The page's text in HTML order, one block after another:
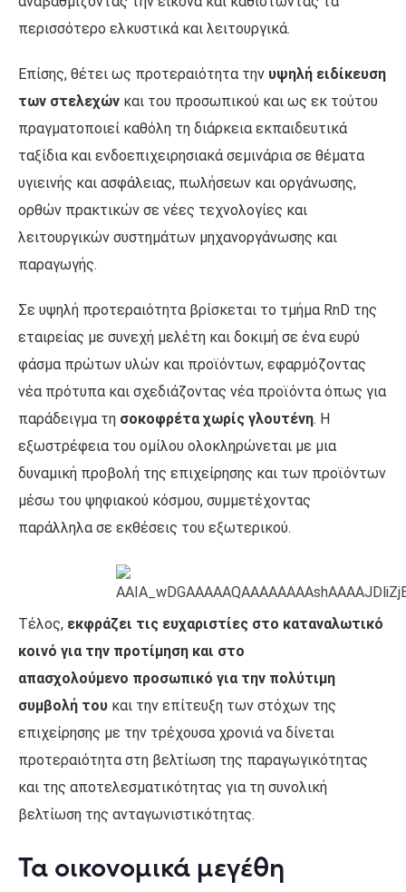
περισσότερο ελκυστικά και λειτουργικά.
Επίσης, θέτει ως προτεραιότητα την υψηλή ειδίκευση
των στελεχών και του προσωπικού και ως εκ τούτου
πραγματοποιεί καθόλη τη διάρκεια εκπαιδευτικά
ταξίδια και ενδοεπιχειρησιακά σεμινάρια σε θέματα
υγιεινής και ασφάλειας, πωλήσεων και οργάνωσης,
ορθών πρακτικών σε νέες τεχνολογίες και
λειτουργικών συστημάτων μηχανοργάνωσης και
παραγωγής.
Σε υψηλή προτεραιότητα βρίσκεται το τμήμα RnD της
εταιρείας με συνεχή μελέτη και δοκιμή σε ένα ευρύ
φάσμα πρώτων υλών και προϊόντων, εφαρμόζοντας
νέα πρότυπα και σχεδιάζοντας νέα προϊόντα όπως για
παράδειγμα τη σοκοφρέτα χωρίς γλουτένη. Η
εξωστρέφεια του ομίλου ολοκληρώνεται με μια
δυναμική προβολή της επιχείρησης και των προϊόντων
μέσω του ψηφιακού κόσμου, συμμετέχοντας
παράλληλα σε εκθέσεις του εξωτερικού.
Τέλος, εκφράζει τις ευχαριστίες στο καταναλωτικό
κοινό για την προτίμηση και στο
απασχολούμενο προσωπικό για την πολύτιμη
συμβολή του και την επίτευξη των στόχων της
επιχείρησης με την τρέχουσα χρονιά να δίνεται
προτεραιότητα στη βελτίωση της παραγωγικότητας
και της αποτελεσματικότητας για τη συνολική
βελτίωση της ανταγωνιστικότητας.
Τα οικονομικά μεγέθη